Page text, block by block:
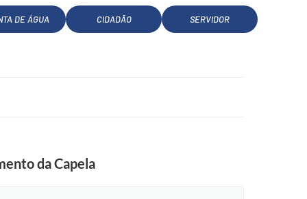
DE ÁGUA CIDADÃO SERVIDOR
da Capela